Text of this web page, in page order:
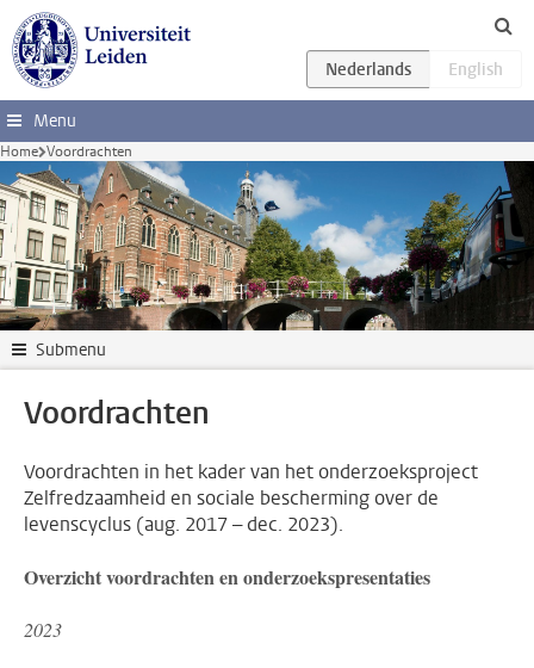
Ga direct naar de inhoud
Menu
Home Voordrachten
Submenu
Voordrachten
Voordrachten in het kader van het onderzoeksproject
Zelfredzaamheid en sociale bescherming over de
levenscyclus (aug. 2017 – dec. 2023).
Overzicht voordrachten en onderzoekspresentaties
2023